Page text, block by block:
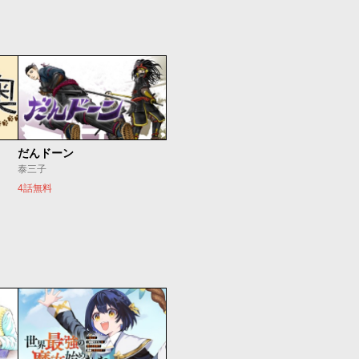
だんドーン
泰三子
4話無料